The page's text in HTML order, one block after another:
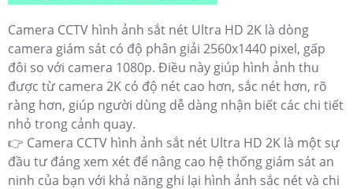
Camera CCTV hình ảnh sắt nét Ultra HD 2K là dòng
camera giám sát có độ phân giải 2560x1440 pixel, gấp
đôi so với camera 1080p. Điều này giúp hình ảnh thu
được từ camera 2K có độ nét cao hơn, sắc nét hơn, rõ
ràng hơn, giúp người dùng dễ dàng nhận biết các chi tiết
nhỏ trong cảnh quay.
👉 Camera CCTV hình ảnh sắt nét Ultra HD 2K là một sự
đầu tư đáng xem xét để nâng cao hệ thống giám sát an
ninh của bạn với khả năng ghi lại hình ảnh sắc nét và chi